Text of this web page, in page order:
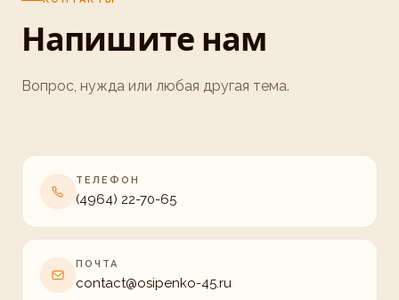
Напишите нам
Вопрос, нужда или любая другая тема.
ТЕЛЕФОН
(4964) 22-70-65
ПОЧТА
contact@osipenko-45.ru